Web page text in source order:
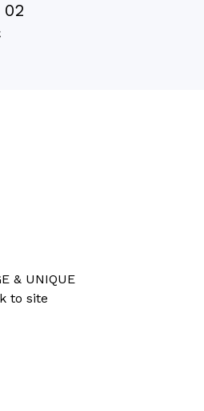
02
& UNIQUE
to site